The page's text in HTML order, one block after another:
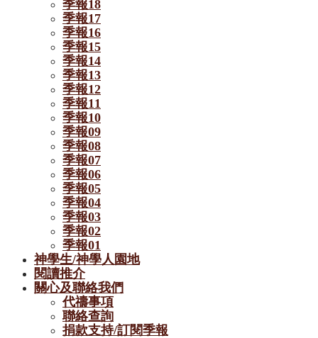
季報18
季報17
季報16
季報15
季報14
季報13
季報12
季報11
季報10
季報09
季報08
季報07
季報06
季報05
季報04
季報03
季報02
季報01
神學生/神學人園地
閱讀推介
關心及聯絡我們
代禱事項
聯絡查詢
捐款支持/訂閱季報